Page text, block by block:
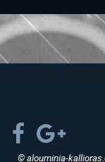
© alouminia-